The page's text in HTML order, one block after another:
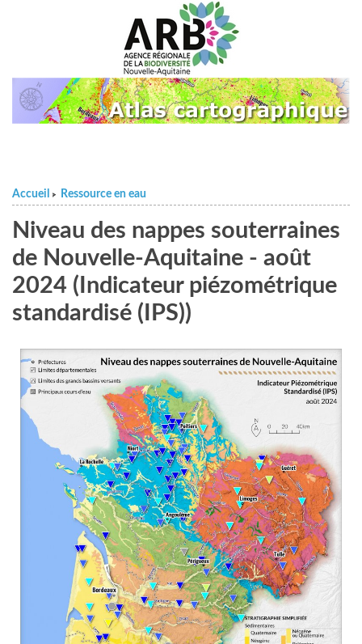
Accueil > Ressource en eau
Niveau des nappes souterraines
de Nouvelle-Aquitaine - août
2024 (Indicateur piézométrique
standardisé (IPS))